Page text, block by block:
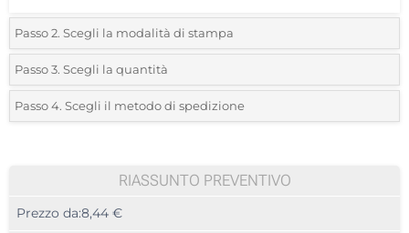
Passo 2. Scegli la modalità di stampa
*Seleziona la posizione di stampa e il colore del vostro logo:
1 Colore (Su un lato)
3 Colori (Su un lato)
Passo 3. Scegli la quantità
*Quantità desiderata:
10
Passo 4. Scegli il metodo di spedizione
RIASSUNTO PREVENTIVO
Prezzo da:8,44 €